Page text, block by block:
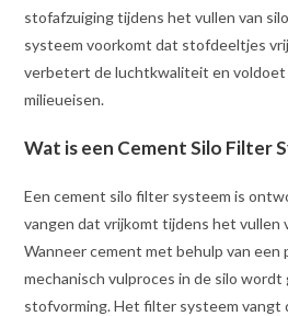
stofafzuiging tijdens het vullen van
systeem voorkomt dat stofdeeltjes
verbetert de luchtkwaliteit en voldoet
milieueisen.
Wat is een Cement Silo Filter
Een cement silo filter systeem is
vangen dat vrijkomt tijdens het vullen
Wanneer cement met behulp van een
mechanisch vulproces in de silo
stofvorming. Het filter systeem vangt